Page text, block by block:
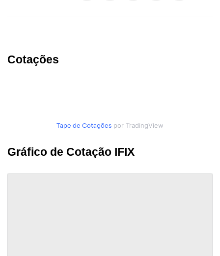
Cotações
Tape de Cotações por TradingView
Gráfico de Cotação IFIX